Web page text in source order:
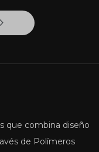
que combina diseño
de Polímeros